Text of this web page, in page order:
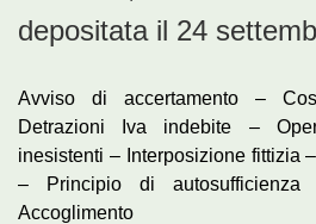
depositata il 24
Avviso di accertamento –
Detrazioni Iva indebite –
inesistenti – Interposizione fittizia
– Principio di
Accoglimento